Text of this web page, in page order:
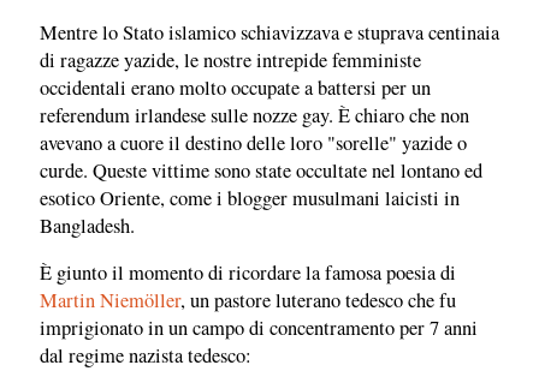
Mentre lo Stato islamico schiavizzava e stuprava centinaia
di ragazze yazide, le nostre intrepide femministe
occidentali erano molto occupate a battersi per un
referendum irlandese sulle nozze gay. È chiaro che non
avevano a cuore il destino delle loro "sorelle" yazide o
curde. Queste vittime sono state occultate nel lontano ed
esotico Oriente, come i blogger musulmani laicisti in
Bangladesh.
È giunto il momento di ricordare la famosa poesia di
Martin Niemöller, un pastore luterano tedesco che fu
imprigionato in un campo di concentramento per 7 anni
dal regime nazista tedesco: